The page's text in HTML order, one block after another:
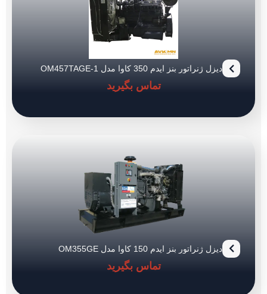
دیزل ژنراتور بنز ایدم 350 کاوا مدل OM457TAGE-1
تماس بگیرید
دیزل ژنراتور بنز ایدم 150 کاوا مدل OM355GE
تماس بگیرید